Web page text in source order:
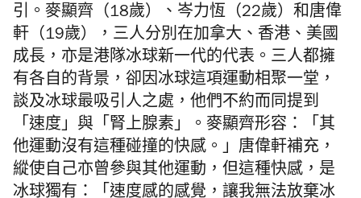
引。麥顯齊（18歲）、岑力恆（22歲）和唐偉
軒（19歲），三人分別在加拿大、香港、美國
成長，亦是港隊冰球新一代的代表。三人都擁
有各自的背景，卻因冰球這項運動相聚一堂，
談及冰球最吸引人之處，他們不約而同提到
「速度」與「腎上腺素」。麥顯齊形容：「其
他運動沒有這種碰撞的快感。」唐偉軒補充，
縱使自己亦曾參與其他運動，但這種快感，是
冰球獨有：「速度感的感覺，讓我無法放棄冰